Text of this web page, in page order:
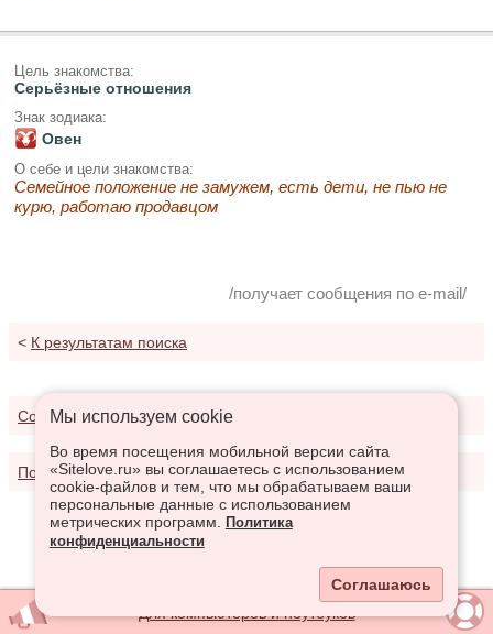
Цель знакомства:
Серьёзные отношения
Знак зодиака:
Овен
О себе и цели знакомства:
Семейное положение не замужем, есть дети, не пью не
курю, работаю продавцом
/получает сообщения по e-mail/
< К результатам поиска
Соглашение о предоставлении услуг
Политика конфиденциальности
Мы используем сookie
Во время посещения мобильной версии сайта
«Sitelove.ru» вы соглашаетесь с использованием
cookie-файлов и тем, что мы обрабатываем ваши
персональные данные с использованием
метрических программ.
Политика
конфиденциальности
Соглашаюсь
Для компьютеров и ноутбуков